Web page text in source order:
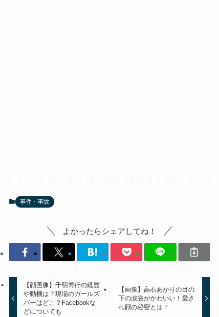
事件・事故
よかったらシェアしてね！
【顔画像】千明博行の経歴
や動機は？現場のガールズ
バーはどこ？Facebookな
どについても
【画像】高石あかりの目の
下の涙袋がかわいい！愛さ
れ顔の秘密とは？